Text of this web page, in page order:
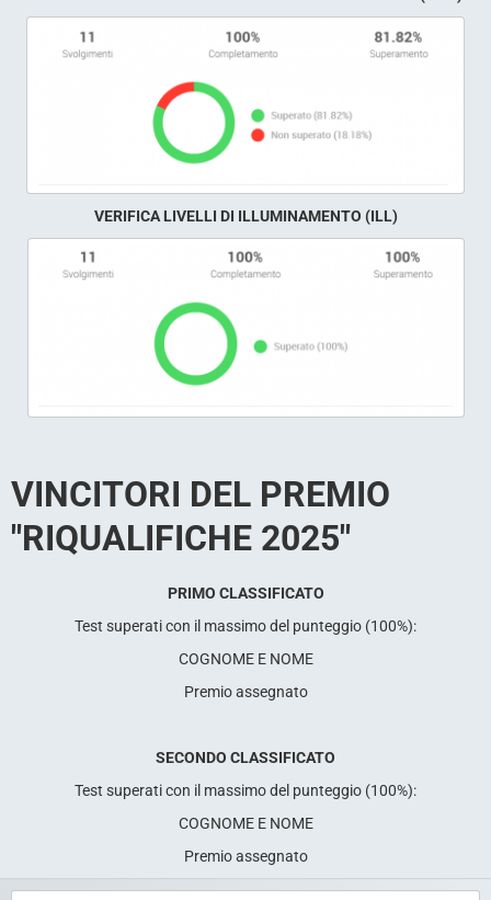
VERIFICA LIVELLI DI ILLUMINAMENTO (ILL)
VINCITORI DEL PREMIO
"RIQUALIFICHE 2025"
PRIMO CLASSIFICATO
Test superati con il massimo del punteggio (100%):
COGNOME E NOME
Premio assegnato
SECONDO CLASSIFICATO
Test superati con il massimo del punteggio (100%):
COGNOME E NOME
Premio assegnato